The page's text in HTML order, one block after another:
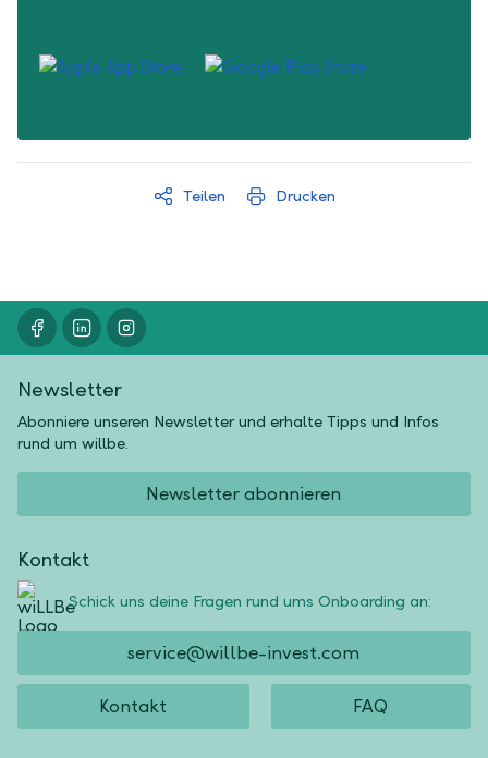
Teilen Drucken
Newsletter
Abonniere unseren Newsletter und erhalte Tipps und Infos
rund um willbe.
Newsletter abonnieren
Kontakt
Schick uns deine Fragen rund ums Onboarding an:
service@willbe-invest.com
Kontakt FAQ